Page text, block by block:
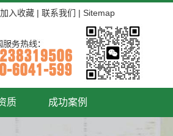
加入收藏 | 联系我们 | Sitemap
质 成功案例